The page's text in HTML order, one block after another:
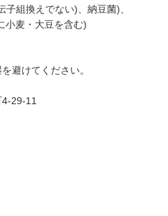
組換えでない)、納豆菌)、
大豆を含む)
包
避けてください。
29-11